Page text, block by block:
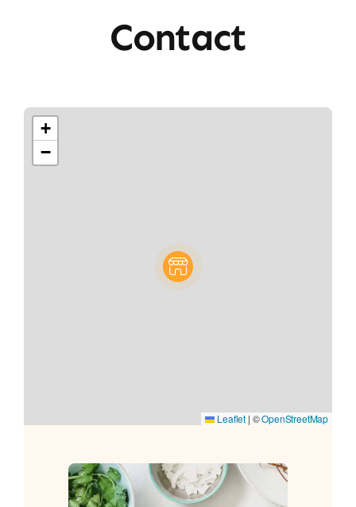
Contact
+
−
Leaflet | ©OpenStreetMap